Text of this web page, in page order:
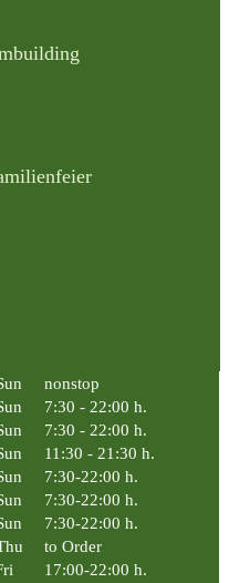
nonstop
7:30 - 22:00 h.
7:30 - 22:00 h.
11:30 - 21:30 h.
7:30-22:00 h.
7:30-22:00 h.
7:30-22:00 h.
to Order
17:00-22:00 h.